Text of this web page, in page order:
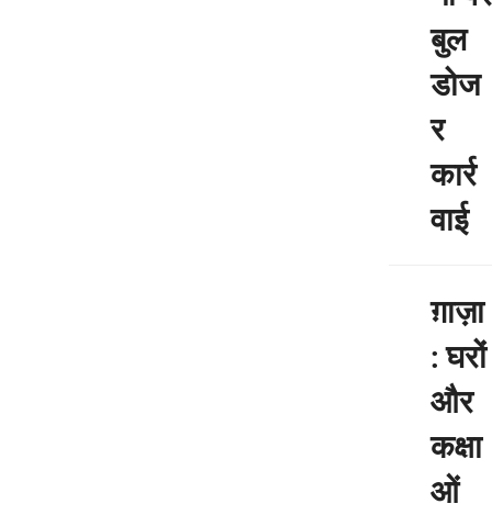
बुल
डोज
र
कार्र
वाई
ग़ाज़ा
: घरों
और
कक्षा
ओं